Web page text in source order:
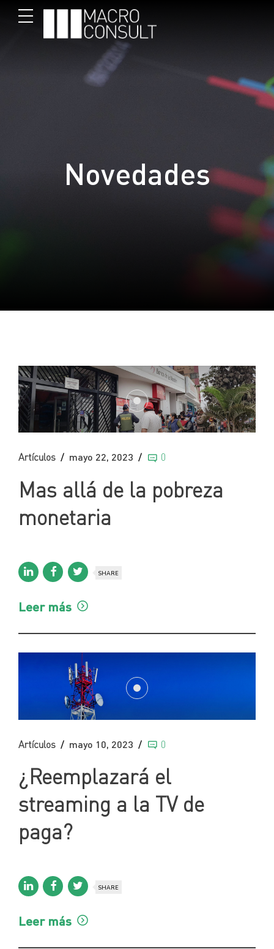
Novedades
Artículos mayo 22, 2023 0
Mas allá de la pobreza
monetaria
SHARE
Leer más
Artículos mayo 10, 2023 0
¿Reemplazará el
streaming a la TV de
paga?
SHARE
Leer más